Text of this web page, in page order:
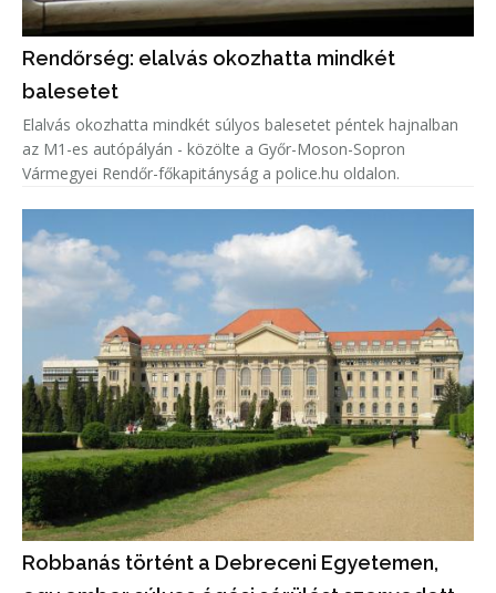
Rendőrség: elalvás okozhatta mindkét
balesetet
Elalvás okozhatta mindkét súlyos balesetet péntek hajnalban
az M1-es autópályán - közölte a Győr-Moson-Sopron
Vármegyei Rendőr-főkapitányság a police.hu oldalon.
Robbanás történt a Debreceni Egyetemen,